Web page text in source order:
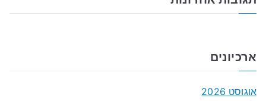
ארכיונים
אוגוסט 2026